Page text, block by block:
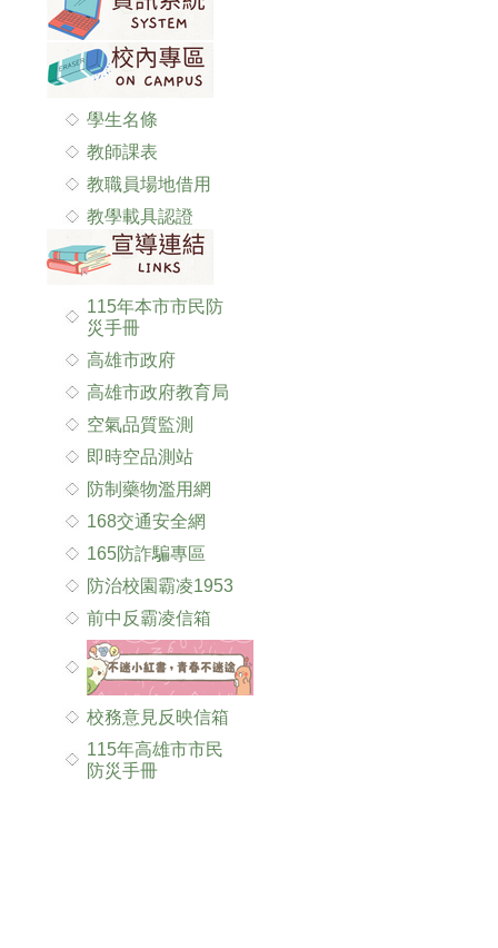
學生名條
教師課表
教職員場地借用
教學載具認證
115年本市市民防
災手冊
高雄市政府
高雄市政府教育局
空氣品質監測
即時空品測站
防制藥物濫用網
168交通安全網
165防詐騙專區
防治校園霸凌1953
前中反霸凌信箱
校務意見反映信箱
115年高雄市市民
防災手冊